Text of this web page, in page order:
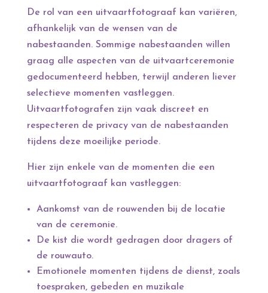
De rol van een uitvaartfotograaf kan variëren,
afhankelijk van de wensen van de
nabestaanden. Sommige nabestaanden willen
graag alle aspecten van de uitvaartceremonie
gedocumenteerd hebben, terwijl anderen liever
selectieve momenten vastleggen.
Uitvaartfotografen zijn vaak discreet en
respecteren de privacy van de nabestaanden
tijdens deze moeilijke periode.
Hier zijn enkele van de momenten die een
uitvaartfotograaf kan vastleggen:
Aankomst van de rouwenden bij de locatie
van de ceremonie.
De kist die wordt gedragen door dragers of
de rouwauto.
Emotionele momenten tijdens de dienst, zoals
toespraken, gebeden en muzikale